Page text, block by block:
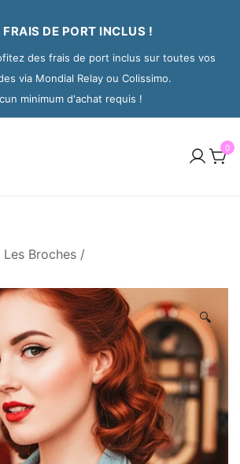
FRAIS DE PORT INCLUS !
des frais de port inclus sur toutes vos
via Mondial Relay ou Colissimo.
minimum d'achat requis !
0
Les Broches /
🔍